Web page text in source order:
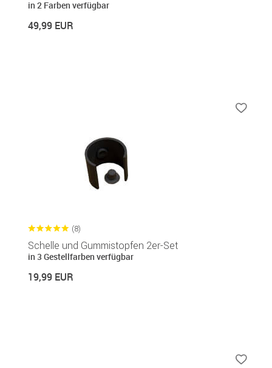
in 2 Farben verfügbar
49,99 EUR
(8)
Schelle und Gummistopfen 2er-Set
in 3 Gestellfarben verfügbar
19,99 EUR